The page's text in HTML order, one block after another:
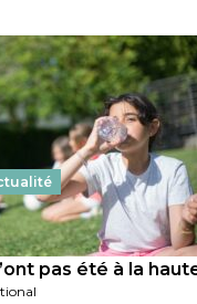
ministérielles
pas été à la